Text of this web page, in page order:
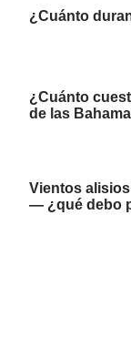
¿Cuánto
¿Cuánto
de las
Vientos
— ¿qué debo